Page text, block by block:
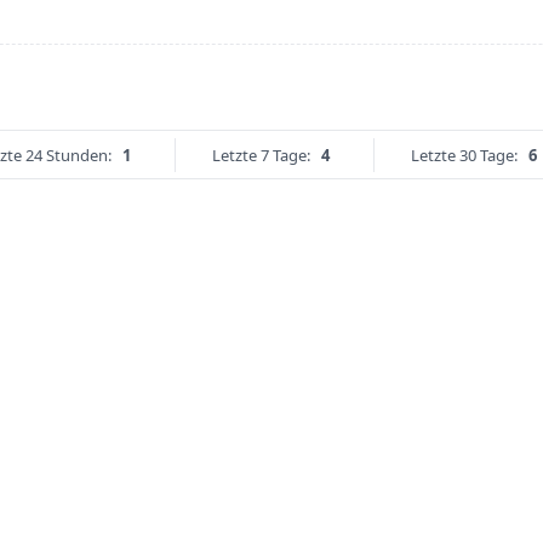
24 Stunden: 1 Letzte 7 Tage: 4 Letzte 30 Tage: 6